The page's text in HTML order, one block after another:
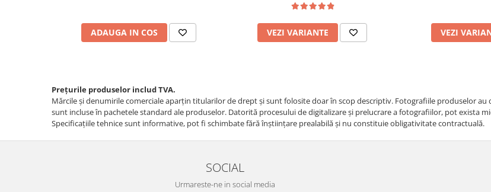
ADAUGA IN COS VEZI VARIANTE VEZI
Prețurile produselor includ TVA.
Mărcile și denumirile comerciale aparțin titularilor de drept şi sunt folosite doar în scop descriptiv. Fotografiile produselor
sunt incluse în pachetele standard ale produselor. Datorită procesului de digitalizare și prelucrare a fotografiilor, pot exista
Specificaţiile tehnice sunt informative, pot fi schimbate fără înştiinţare prealabilă şi nu constituie obligativitate contractuală.
SOCIAL
Urmareste-ne in social media